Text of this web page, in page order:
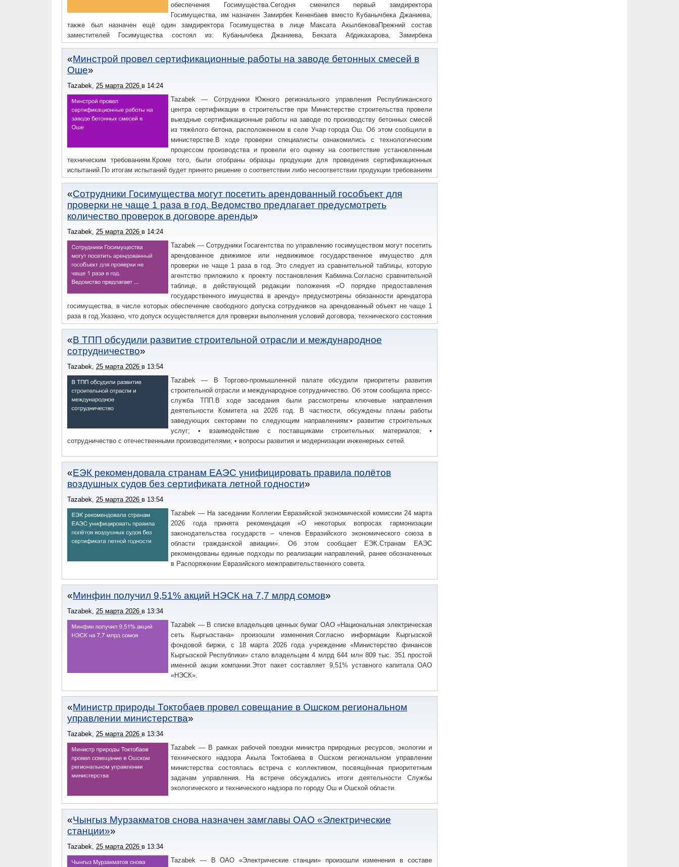
обеспечения Госимущества.Сегодня сменился первый замдиректора
Госимущества, им назначен Замирбек Кененбаев вместо Кубанычбека Джаниева,
также был назначен ещё один замдиректора Госимущества в лице Максата АкылбековаПрежний состав
заместителей Госимущества состоял из: Кубанычбека Джаниева, Бекзата Абдикахарова, Замирбека
Кененбаева.Резюме Д.Эркинбаевой:Дата рождения: — 17.01.1986 г.Образование: — В 2009 году окончила судебно-
прокурорский факультет Ошского государственного юридического института;Трудовая деятельность: — 09.2009 –
11.2018 гг. – Ошский государственный юридический институт, преподаватель, старший преподаватель кафедры
«Уголовного права и процесса»; — 11.2018 – 01.2020 гг. – Центр по координации гарантированной государством
юридической помощи при Министерстве юстиции КР, координатор Управления консультационно-правовой и
квалифицированной юридической помощи; — 11.2020 — 06.2023 гг. – Фонд по управлению государственным
имуществом при правительстве КР, главный специалист Юридического управления; — 06.2023 — 03.2026 гг. –
Государственное агентство по управлению государственным имуществом при Кабинете министров КР, заведующая
Отделом правового обеспечения.Классный чин: — «Советник государственной гражданской службы 3 класса».За
последними событиями следите в Телеграм-канале @tazabek_official
Минстрой провел сертификационные работы на заводе бетонных смесей в
Оше
Tazabek, 25 марта 2026 в 14:24
Tazabek — Сотрудники Южного регионального управления Республиканского
центра сертификации в строительстве при Министерстве строительства провели
выездные сертификационные работы на заводе по производству бетонных смесей
из тяжёлого бетона, расположенном в селе Учар города Ош. Об этом сообщили в
министерстве.В ходе проверки специалисты ознакомились с технологическим
процессом производства и провели его оценку на соответствие установленным
техническим требованиям.Кроме того, были отобраны образцы продукции для проведения сертификационных
испытаний.По итогам испытаний будет принято решение о соответствии либо несоответствии продукции требованиям
нормативных документов.За последними событиями следите через наш Твиттер @tazabek
Сотрудники Госимущества могут посетить арендованный гособъект для
проверки не чаще 1 раза в год. Ведомство предлагает предусмотреть
количество проверок в договоре аренды
Tazabek, 25 марта 2026 в 14:24
Tazabek — Сотрудники Госагентства по управлению госимуществом могут посетить
арендованное движимое или недвижимое государственное имущество для
проверки не чаще 1 раза в год. Это следует из сравнительной таблицы, которую
агентство приложило к проекту постановления Кабмина.Согласно сравнительной
таблице, в действующей редакции положения «О порядке предоставления
государственного имущества в аренду» предусмотрены обязанности арендатора
госимущества, в числе которых обеспечение свободного допуска сотрудников на арендованный объект не чаще 1
раза в год.Указано, что допуск осуществляется для проверки выполнения условий договора, технического состояния
сдаваемого госимущества, использования объекта по целевому назначению.Агентство предлагает дополнить эту
норму формулировкой, что число проверок, может быть предусмотрено договором аренды.За последними
событиями следите в Телеграм-канале @tazabek_official
В ТПП обсудили развитие строительной отрасли и международное
сотрудничество
Tazabek, 25 марта 2026 в 13:54
Tazabek — В Торгово-промышленной палате обсудили приоритеты развития
строительной отрасли и международное сотрудничество. Об этом сообщила пресс-
служба ТПП.В ходе заседания были рассмотрены ключевые направления
деятельности Комитета на 2026 год. В частности, обсуждены планы работы
заведующих секторами по следующим направлениям:• развитие строительных
услуг; • взаимодействие с поставщиками строительных материалов; •
сотрудничество с отечественными производителями; • вопросы развития и модернизации инженерных сетей.
ЕЭК рекомендовала странам ЕАЭС унифицировать правила полётов
воздушных судов без сертификата летной годности
Tazabek, 25 марта 2026 в 13:54
Tazabek — На заседании Коллегии Евразийской экономической комиссии 24 марта
2026 года принята рекомендация «О некоторых вопросах гармонизации
законодательства государств – членов Евразийского экономического союза в
области гражданской авиации». Об этом сообщает ЕЭК.Странам ЕАЭС
рекомендованы единые подходы по реализации направлений, ранее обозначенных
в Распоряжении Евразийского межправительственного совета.
Минфин получил 9,51% акций НЭСК на 7,7 млрд сомов
Tazabek, 25 марта 2026 в 13:34
Tazabek — В списке владельцев ценных бумаг ОАО «Национальная электрическая
сеть Кыргызстана» произошли изменения.Согласно информации Кыргызской
фондовой биржи, с 18 марта 2026 года учреждение «Министерство финансов
Кыргызской Республики» стало владельцем 4 млрд 644 млн 809 тыс. 351 простой
именной акции компании.Этот пакет составляет 9,51% уставного капитала ОАО
«НЭСК».
Министр природы Токтобаев провел совещание в Ошском региональном
управлении министерства
Tazabek, 25 марта 2026 в 13:34
Tazabek — В рамках рабочей поездки министра природных ресурсов, экологии и
технического надзора Акыла Токтобаева в Ошском региональном управлении
министерства состоялась встреча с коллективом, посвящённая приоритетным
задачам управления. На встрече обсуждались итоги деятельности Службы
экологического и технического надзора по городу Ош и Ошской области.
Чынгыз Мурзакматов снова назначен замглавы ОАО «Электрические
станции»
Tazabek, 25 марта 2026 в 13:34
Tazabek — В ОАО «Электрические станции» произошли изменения в составе